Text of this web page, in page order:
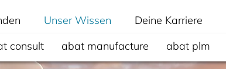
Unser Wissen Deine Karriere
consult
abat manufacture abat plm